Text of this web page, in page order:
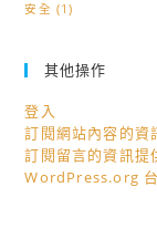
安全 (1)
其他操作
登入
訂閱網站內容的資
訂閱留言的資訊提
WordPress.org